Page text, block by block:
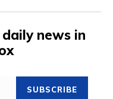
news in
SUBSCRIBE